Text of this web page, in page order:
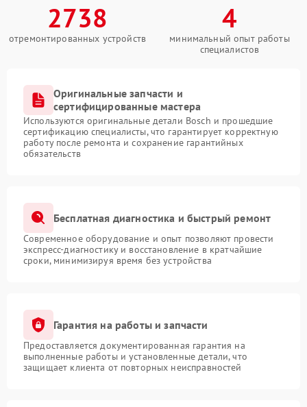
2738
отремонтированных устройств
4
минимальный опыт работы
специалистов
Оригинальные запчасти и
сертифицированные мастера
Используются оригинальные детали Bosch и прошедшие
сертификацию специалисты, что гарантирует корректную
работу после ремонта и сохранение гарантийных
обязательств
Бесплатная диагностика и быстрый ремонт
Современное оборудование и опыт позволяют провести
экспресс-диагностику и восстановление в кратчайшие
сроки, минимизируя время без устройства
Гарантия на работы и запчасти
Предоставляется документированная гарантия на
выполненные работы и установленные детали, что
защищает клиента от повторных неисправностей